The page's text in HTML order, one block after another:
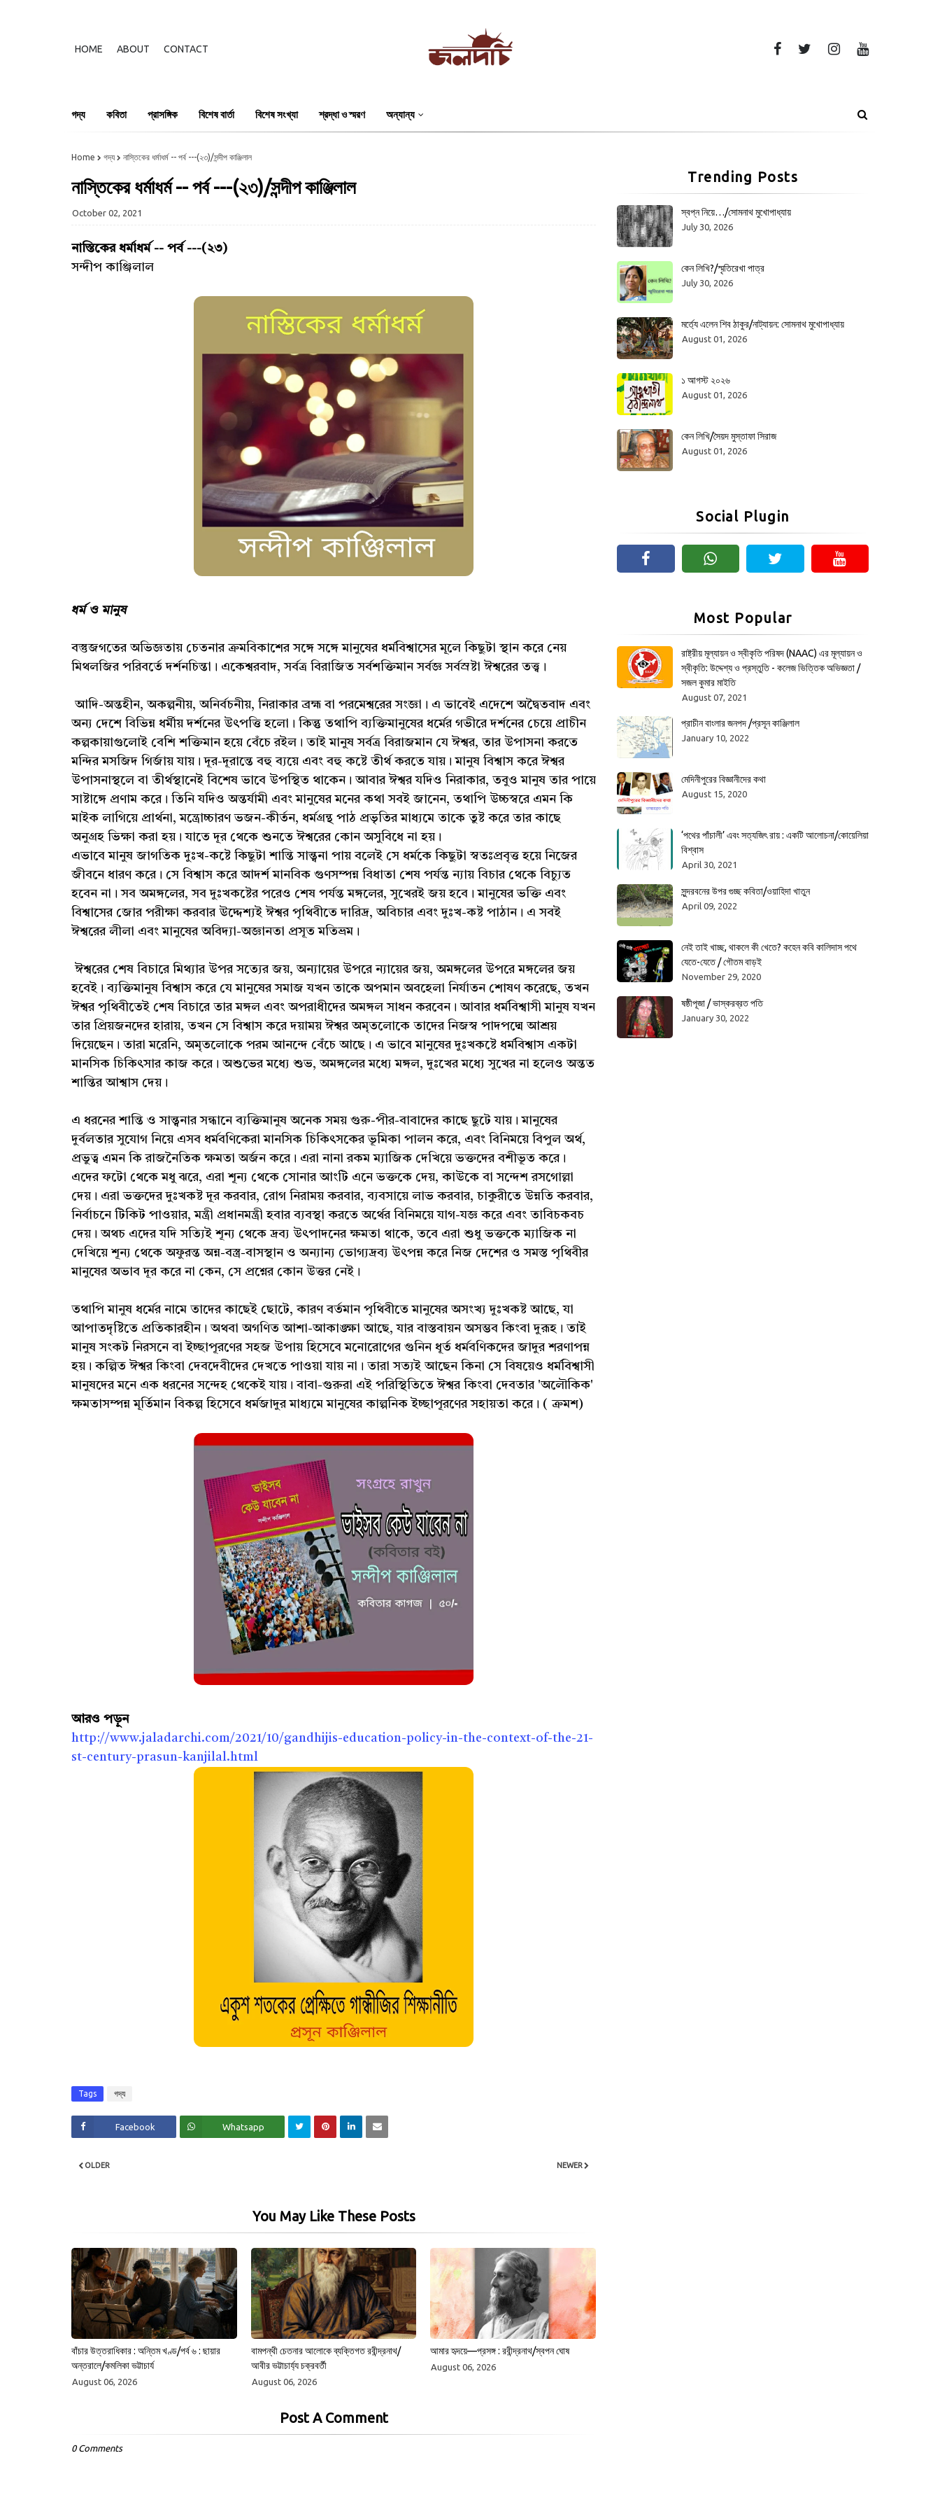
HOME ABOUT CONTACT
গদ্য কবিতা প্রাসঙ্গিক বিশেষ বার্তা বিশেষ সংখ্যা শ্রদ্ধা ও স্মরণ অন্যান্য
Home গদ্য নাস্তিকের ধর্মাধর্ম -- পর্ব ---(২৩)/সন্দীপ কাঞ্জিলাল
নাস্তিকের ধর্মাধর্ম -- পর্ব ---(২৩)/সন্দীপ কাঞ্জিলাল
October 02, 2021
নাস্তিকের ধর্মাধর্ম -- পর্ব ---(২৩)
সন্দীপ কাঞ্জিলাল
ধর্ম ও মানুষ
বস্তুজগতের অভিজ্ঞতায় চেতনার ক্রমবিকাশের সঙ্গে সঙ্গে মানুষের ধর্মবিশ্বাসের মূলে কিছুটা স্থান করে নেয়
মিথলজির পরিবর্তে দর্শনচিন্তা। একেশ্বরবাদ, সর্বত্র বিরাজিত সর্বশক্তিমান সর্বজ্ঞ সর্বস্রষ্টা ঈশ্বরের তত্ত্ব।
আদি-অন্তহীন, অকল্পনীয়, অনির্বচনীয়, নিরাকার ব্রহ্ম বা পরমেশ্বরের সংজ্ঞা। এ ভাবেই এদেশে অদ্বৈতবাদ এবং
অন্য দেশে বিভিন্ন ধর্মীয় দর্শনের উৎপত্তি হলো। কিন্তু তথাপি ব্যক্তিমানুষের ধর্মের গভীরে দর্শনের চেয়ে প্রাচীন
কল্পকায়াগুলোই বেশি শক্তিমান হয়ে বেঁচে রইল। তাই মানুষ সর্বত্র বিরাজমান যে ঈশ্বর, তার উপাসনা করতে
মন্দির মসজিদ গির্জায় যায়। দূর-দূরান্তে বহু ব্যয়ে এবং বহু কষ্টে তীর্থ করতে যায়। মানুষ বিশ্বাস করে ঈশ্বর
উপাসনাস্থলে বা তীর্থস্থানেই বিশেষ ভাবে উপস্থিত থাকেন। আবার ঈশ্বর যদিও নিরাকার, তবুও মানুষ তার পায়ে
সাষ্টাঙ্গে প্রণাম করে। তিনি যদিও অন্তর্যামী এবং মানুষের মনের কথা সবই জানেন, তথাপি উচ্চস্বরে এমন কি
মাইক লাগিয়ে প্রার্থনা, মন্ত্রোচ্চারণ ভজন-কীর্তন, ধর্মগ্রন্থ পাঠ প্রভৃতির মাধ্যমে তাকে তুষ্ট করে তার কাছে
অনুগ্রহ ভিক্ষা করা হয়। যাতে দূর থেকে শুনতে ঈশ্বরের কোন অসুবিধে না হয়।
এভাবে মানুষ জাগতিক দুঃখ-কষ্টে কিছুটা শান্তি সান্ত্বনা পায় বলেই সে ধর্মকে কিছুটা স্বতঃপ্রবৃত্ত হয়ে নিজের
জীবনে ধারণ করে। সে বিশ্বাস করে আদর্শ মানবিক গুণসম্পন্ন বিধাতা শেষ পর্যন্ত ন্যায় বিচার থেকে বিচ্যুত
হবেন না। সব অমঙ্গলের, সব দুঃখকষ্টের পরেও শেষ পর্যন্ত মঙ্গলের, সুখেরই জয় হবে। মানুষের ভক্তি এবং
বিশ্বাসের জোর পরীক্ষা করবার উদ্দেশ্যই ঈশ্বর পৃথিবীতে দারিদ্র, অবিচার এবং দুঃখ-কষ্ট পাঠান। এ সবই
ঈশ্বরের লীলা এবং মানুষের অবিদ্যা-অজ্ঞানতা প্রসূত মতিভ্রম।
ঈশ্বরের শেষ বিচারে মিথ্যার উপর সত্যের জয়, অন্যায়ের উপরে ন্যায়ের জয়, অমঙ্গলের উপরে মঙ্গলের জয়
হবেই। ব্যক্তিমানুষ বিশ্বাস করে যে মানুষের সমাজ যখন তাকে অপমান অবহেলা নির্যাতন শোষণ করেছে, তখন
ঈশ্বর পৃথিবীতেই শেষ বিচারে তার মঙ্গল এবং অপরাধীদের অমঙ্গল সাধন করবেন। আবার ধর্মবিশ্বাসী মানুষ যখন
তার প্রিয়জনদের হারায়, তখন সে বিশ্বাস করে দয়াময় ঈশ্বর অমৃতলোকে তাদের নিজস্ব পাদপদ্মে আশ্রয়
দিয়েছেন। তারা মরেনি, অমৃতলোকে পরম আনন্দে বেঁচে আছে। এ ভাবে মানুষের দুঃখকষ্টে ধর্মবিশ্বাস একটা
মানসিক চিকিৎসার কাজ করে। অশুভের মধ্যে শুভ, অমঙ্গলের মধ্যে মঙ্গল, দুঃখের মধ্যে সুখের না হলেও অন্তত
শান্তির আশ্বাস দেয়।
এ ধরনের শান্তি ও সান্ত্বনার সন্ধানে ব্যক্তিমানুষ অনেক সময় গুরু-পীর-বাবাদের কাছে ছুটে যায়। মানুষের
দুর্বলতার সুযোগ নিয়ে এসব ধর্মবণিকেরা মানসিক চিকিৎসকের ভূমিকা পালন করে, এবং বিনিময়ে বিপুল অর্থ,
প্রভুত্ব এমন কি রাজনৈতিক ক্ষমতা অর্জন করে। এরা নানা রকম ম্যাজিক দেখিয়ে ভক্তদের বশীভূত করে।
এদের ফটো থেকে মধু ঝরে, এরা শূন্য থেকে সোনার আংটি এনে ভক্তকে দেয়, কাউকে বা সন্দেশ রসগোল্লা
দেয়। এরা ভক্তদের দুঃখকষ্ট দূর করবার, রোগ নিরাময় করবার, ব্যবসায়ে লাভ করবার, চাকুরীতে উন্নতি করবার,
নির্বাচনে টিকিট পাওয়ার, মন্ত্রী প্রধানমন্ত্রী হবার ব্যবস্থা করতে অর্থের বিনিময়ে যাগ-যজ্ঞ করে এবং তাবিচকবচ
দেয়। অথচ এদের যদি সত্যিই শূন্য থেকে দ্রব্য উৎপাদনের ক্ষমতা থাকে, তবে এরা শুধু ভক্তকে ম্যাজিক না
দেখিয়ে শূন্য থেকে অফুরন্ত অন্ন-বস্ত্র-বাসস্থান ও অন্যান্য ভোগ্যদ্রব্য উৎপন্ন করে নিজ দেশের ও সমস্ত পৃথিবীর
মানুষের অভাব দূর করে না কেন, সে প্রশ্নের কোন উত্তর নেই।
তথাপি মানুষ ধর্মের নামে তাদের কাছেই ছোটে, কারণ বর্তমান পৃথিবীতে মানুষের অসংখ্য দুঃখকষ্ট আছে, যা
আপাতদৃষ্টিতে প্রতিকারহীন। অথবা অগণিত আশা-আকাঙ্ক্ষা আছে, যার বাস্তবায়ন অসম্ভব কিংবা দুরূহ। তাই
মানুষ সংকট নিরসনে বা ইচ্ছাপূরণের সহজ উপায় হিসেবে মনোরোগের গুনিন ধূর্ত ধর্মবণিকদের জাদুর শরণাপন্ন
হয়। কল্পিত ঈশ্বর কিংবা দেবদেবীদের দেখতে পাওয়া যায় না। তারা সত্যই আছেন কিনা সে বিষয়েও ধর্মবিশ্বাসী
মানুষদের মনে এক ধরনের সন্দেহ থেকেই যায়। বাবা-গুরুরা এই পরিস্থিতিতে ঈশ্বর কিংবা দেবতার 'অলৌকিক'
ক্ষমতাসম্পন্ন মূর্তিমান বিকল্প হিসেবে ধর্মজাদুর মাধ্যমে মানুষের কাল্পনিক ইচ্ছাপূরণের সহায়তা করে। ( ক্রমশ)
আরও পড়ুন
http://www.jaladarchi.com/2021/10/gandhijis-education-policy-in-the-context-of-the-21-
st-century-prasun-kanjilal.html
Tags গদ্য
Facebook Whatsapp
NEWER
OLDER
You May Like These Posts
বাঁচার উত্তরাধিকার : অন্তিম খণ্ড/পর্ব ৬ : ছায়ার
অন্তরালে/কমলিকা ভট্টাচার্য
August 06, 2026
বামপন্থী চেতনার আলোকে ব্যক্তিগত রবীন্দ্রনাথ/
আবীর ভট্টাচার্য্য চক্রবর্তী
August 06, 2026
আমার হৃদয়ে—প্রসঙ্গ : রবীন্দ্রনাথ/স্বপন ঘোষ
August 06, 2026
Post A Comment
0 Comments
Trending Posts
স্বপ্ন নিয়ে…/সোমনাথ মুখোপাধ্যায়
July 30, 2026
কেন লিখি?/স্মৃতিরেখা পাত্র
July 30, 2026
মর্ত্যে এলেন শিব ঠাকুর/নাট্যায়ন: সোমনাথ মুখোপাধ্যায়
August 01, 2026
১ আগস্ট ২০২৬
August 01, 2026
কেন লিখি/সৈয়দ মুস্তাফা সিরাজ
August 01, 2026
Social Plugin
Most Popular
রাষ্ট্রীয় মূল্যায়ন ও স্বীকৃতি পরিষদ (NAAC) এর মূল্যায়ন ও
স্বীকৃতি: উদ্দেশ্য ও প্রস্তুতি - কলেজ ভিত্তিক অভিজ্ঞতা /
সজল কুমার মাইতি
August 07, 2021
প্রাচীন বাংলার জনপদ /প্রসূন কাঞ্জিলাল
January 10, 2022
মেদিনীপুরের বিজ্ঞানীদের কথা
August 15, 2020
‘পথের পাঁচালী’ এবং সত্যজিৎ রায় : একটি আলোচনা/কোয়েলিয়া
বিশ্বাস
April 30, 2021
সুন্দরবনের উপর গুচ্ছ কবিতা/ওয়াহিদা খাতুন
April 09, 2022
নেই তাই খাচ্ছ, থাকলে কী খেতে? কহেন কবি কালিদাস পথে
যেতে-যেতে / গৌতম বাড়ই
November 29, 2020
ষষ্ঠীপূজা / ভাস্করব্রত পতি
January 30, 2022